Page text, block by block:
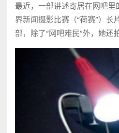
最近，一部讲述寄居在网吧里
界新闻摄影比赛（“荷赛”）
部，除了“网吧难民”外，她还